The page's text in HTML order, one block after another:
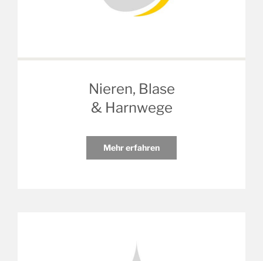
Nieren, Blase
& Harnwege
Mehr erfahren